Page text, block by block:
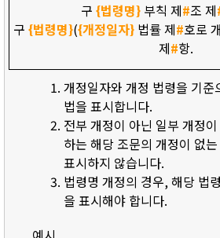
구 {법령명}부칙 제#조 제
구 {법령명}({개정일자} 법률 제#호로
제#항.
개정일자와 개정 법령을 기
법을 표시합니다.
전부 개정이 아닌 일부 개정
하는 해당 조문의 개정이 없
표시하지 않습니다.
법령명 개정의 경우, 해당 법
을 표시해야 합니다.